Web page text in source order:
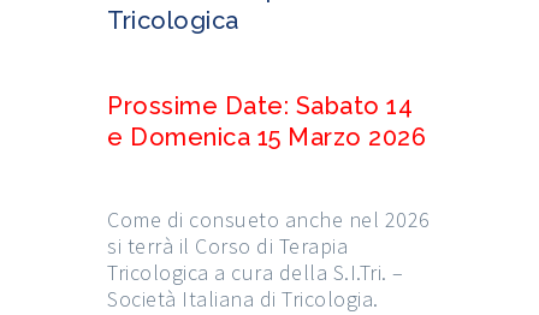
Tricologica
Prossime Date: Sabato 14
e Domenica 15 Marzo 2026
Come di consueto anche nel 2026
si terrà il Corso di Terapia
Tricologica a cura della S.I.Tri. –
Società Italiana di Tricologia.